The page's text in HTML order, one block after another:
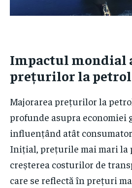
Impactul mondial
prețurilor la petrol
Majorarea prețurilor la
profunde asupra economiei
influențând atât
Inițial, prețurile mai mari la
creșterea costurilor de
care se reflectă în prețuri